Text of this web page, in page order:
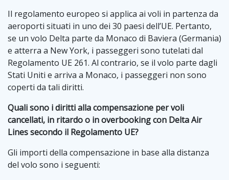
Il regolamento europeo si applica ai voli in partenza da
aeroporti situati in uno dei 30 paesi dell’UE. Pertanto,
se un volo Delta parte da Monaco di Baviera (Germania)
e atterra a New York, i passeggeri sono tutelati dal
Regolamento UE 261. Al contrario, se il volo parte dagli
Stati Uniti e arriva a Monaco, i passeggeri non sono
coperti da tali diritti.
Quali sono i diritti alla compensazione per voli
cancellati, in ritardo o in overbooking con Delta Air
Lines secondo il Regolamento UE?
Gli importi della compensazione in base alla distanza
del volo sono i seguenti: